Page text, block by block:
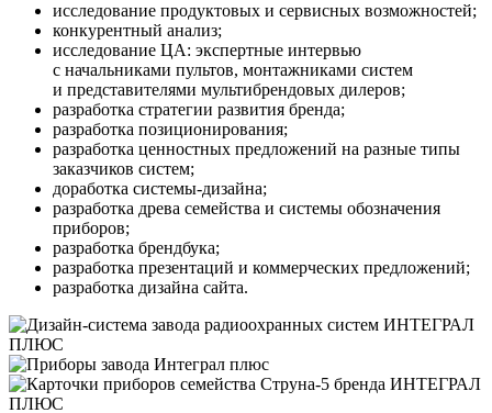
исследование продуктовых и сервисных возможностей;
конкурентный анализ;
исследование ЦА: экспертные интервью
с начальниками пультов, монтажниками систем
и представителями мультибрендовых дилеров;
разработка стратегии развития бренда;
разработка позиционирования;
разработка ценностных предложений на разные типы
заказчиков систем;
доработка системы-дизайна;
разработка древа семейства и системы обозначения
приборов;
разработка брендбука;
разработка презентаций и коммерческих предложений;
разработка дизайна сайта.